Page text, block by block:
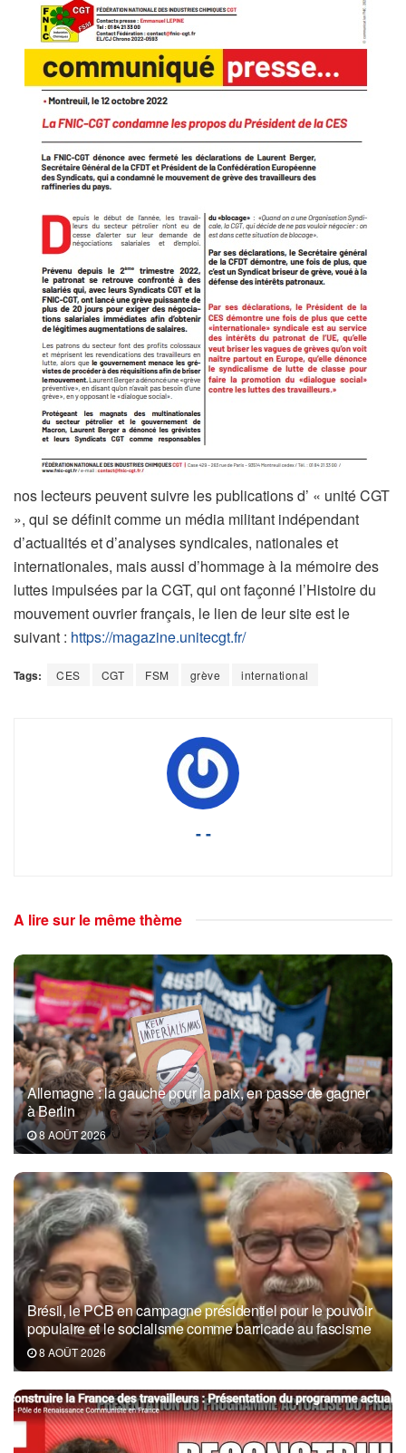
nos lecteurs peuvent suivre les publications d’ « unité CGT
», qui se définit comme un média militant indépendant
d’actualités et d’analyses syndicales, nationales et
internationales, mais aussi d’hommage à la mémoire des
luttes impulsées par la CGT, qui ont façonné l’Histoire du
mouvement ouvrier français, le lien de leur site est le
suivant : https://magazine.unitecgt.fr/
Tags: CES CGT FSM grève international
- -
A lire sur le même thème
Allemagne : la gauche pour la paix, en passe de gagner
à Berlin
8 AOÛT 2026
Brésil, le PCB en campagne présidentiel pour le pouvoir
populaire et le socialisme comme barricade au fascisme
8 AOÛT 2026